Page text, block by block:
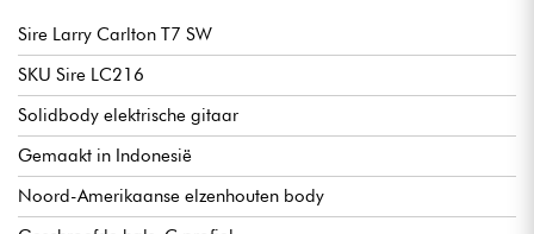
Sire Larry Carlton T7 SW
SKU Sire LC216
Solidbody elektrische gitaar
Gemaakt in Indonesië
Noord-Amerikaanse elzenhouten body